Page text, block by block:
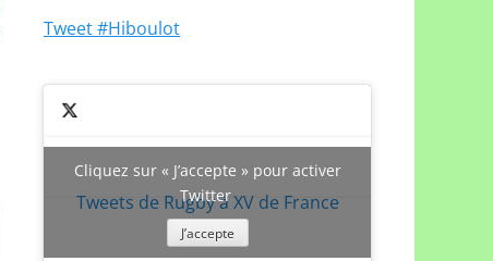
par
Tweet #Hiboulot
Tweets de Rugby à XV de France
Cliquez sur « J’accepte » pour activer
Twitter
J’accepte